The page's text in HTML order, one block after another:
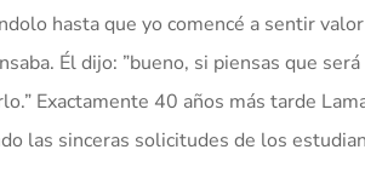
hasta que yo comencé a sentir
Él dijo: ”bueno, si piensas que
Exactamente 40 años más tarde
las sinceras solicitudes de los